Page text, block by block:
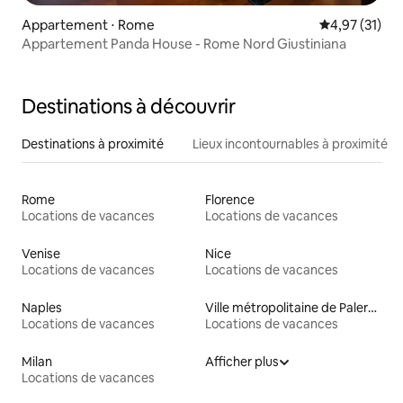
Appartement ⋅ Rome Évaluation
4,97 (31)
Appartement Panda House - Rome Nord Giustiniana
Destinations à découvrir
Destinations à proximité Lieux incontournables à proximité
Rome
Locations de vacances
Florence
Locations de vacances
Venise
Locations de vacances
Nice
Locations de vacances
Naples
Locations de vacances
Ville métropolitaine de Palerme
Locations de vacances
Milan
Locations de vacances
Afficher plus